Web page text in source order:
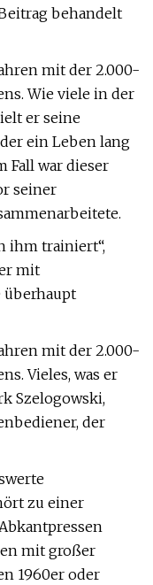
behandelt
mit der 2.000-
Wie viele in der
er seine
ein Leben lang
Fall war dieser
seiner
ihm trainiert“,
mit
überhaupt
mit der 2.000-
Vieles, was er
Szelogowski,
der
zu einer
mit großer
1960er oder